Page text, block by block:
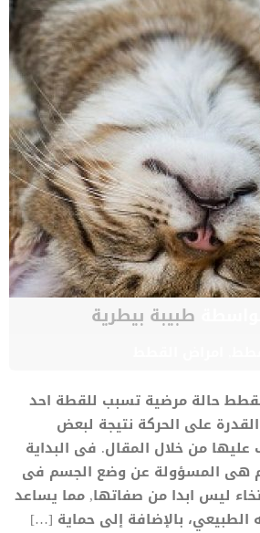
طبيبة بيطرية
حالة مرضية تسبب للقطة احد
على الحركة نتيجة لبعض
من خلال المقال. فى البداية
هى المسؤولة عن وضع الجسم فى
ليس ابدا من صفاتها, مما يساعد
بالإضافة إلى حماية […]